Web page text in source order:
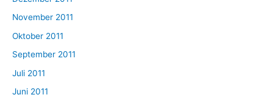
November 2011
Oktober 2011
September 2011
Juli 2011
Juni 2011